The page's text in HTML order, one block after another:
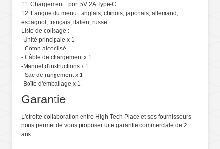
11. Chargement : port 5V 2A Type-C
12. Langue du menu : anglais, chinois, japonais, allemand,
espagnol, français, italien, russe
Liste de colisage :
-Unité principale x 1
- Coton alcoolisé
- Câble de chargement x 1
-Manuel d'instructions x 1
- Sac de rangement x 1
-Boîte d'emballage x 1
Garantie
L'etroite collaboration entre High-Tech Place et ses fournisseurs
nous permet de vous proposer une garantie commerciale de 2
ans.